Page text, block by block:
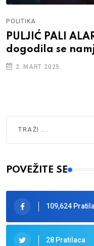
POLITIKA
PULJIĆ PALI
dogodila se
2. MART 2025.
Type 2 or more
POVEŽITE SE
109,624
28 Pratilaca